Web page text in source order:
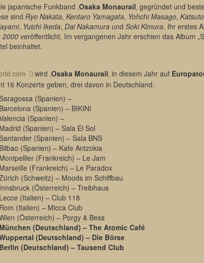
japanische Funkband ‚Osaka Monaurail‚ gegründet und
sind Ryo Nakata, Kentaro Yamagata, Yohchi Masago,
, Yuichi Ikeda, Dai Nakamura und Soki Kimura. Ihr erstes
2000 veröffentlicht. Im vergangenen Jahr erschien das Album
beinhaltet.
wird ‚Osaka Monaurail‚ in diesem Jahr auf
16 Konzerte geben, drei davon in Deutschland:
(Spanien) –
(Spanien) – BIKINI
(Spanien) –
(Spanien) – Sala El Sol
(Spanien) – Sala BNS
(Spanien) – Kafe Antzokia
(Frankreich) – Le Jam
(Frankreich) – Le Paradox
(Schweitz) – Moods im Schiffbau
(Österreich) – Treibhaus
(Italien) – Club 118
(Italien) – Micca Club
(Österreich) – Porgy & Bess
(Deutschland) – The Atomic Café
(Deutschland) – Die Börse
(Deutschland) – Tausend Club